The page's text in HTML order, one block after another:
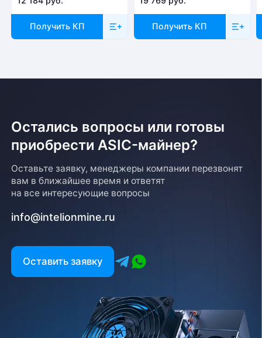
Получить КП Получить КП
Остались вопросы или готовы
приобрести ASIC-майнер?
Оставьте заявку, менеджеры компании перезвонят
вам в ближайшее время и ответят
на все интересующие вопросы
info@intelionmine.ru
Оставить заявку